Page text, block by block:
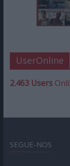
UserOnline
2.463 Users
SEGUE-NOS